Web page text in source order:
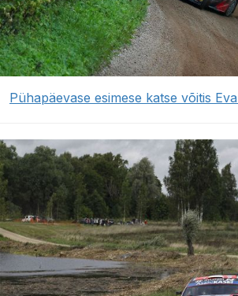
Pühapäevase esimese katse võitis